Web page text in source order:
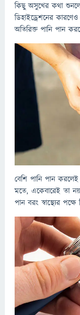
কিছু অসুখের কথা শুনলে
ডিহাইড্রেশনের
অতিরিক্ত পানি পান
বেশি পানি পান
মতে, একেবারেই তা
পান বরং স্বাস্থ্যের